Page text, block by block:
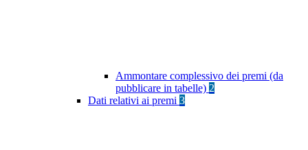
Ammontare complessivo dei premi (da
pubblicare in tabelle) 2
Dati relativi ai premi 3